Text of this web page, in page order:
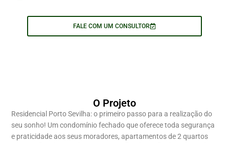
FALE COM UM CONSULTOR
O Projeto
Residencial Porto Sevilha: o primeiro passo para a realização do
seu sonho! Um condomínio fechado que oferece toda segurança
e praticidade aos seus moradores, apartamentos de 2 quartos